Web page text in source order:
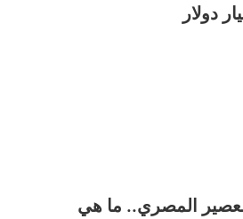
المصري.. ما هي